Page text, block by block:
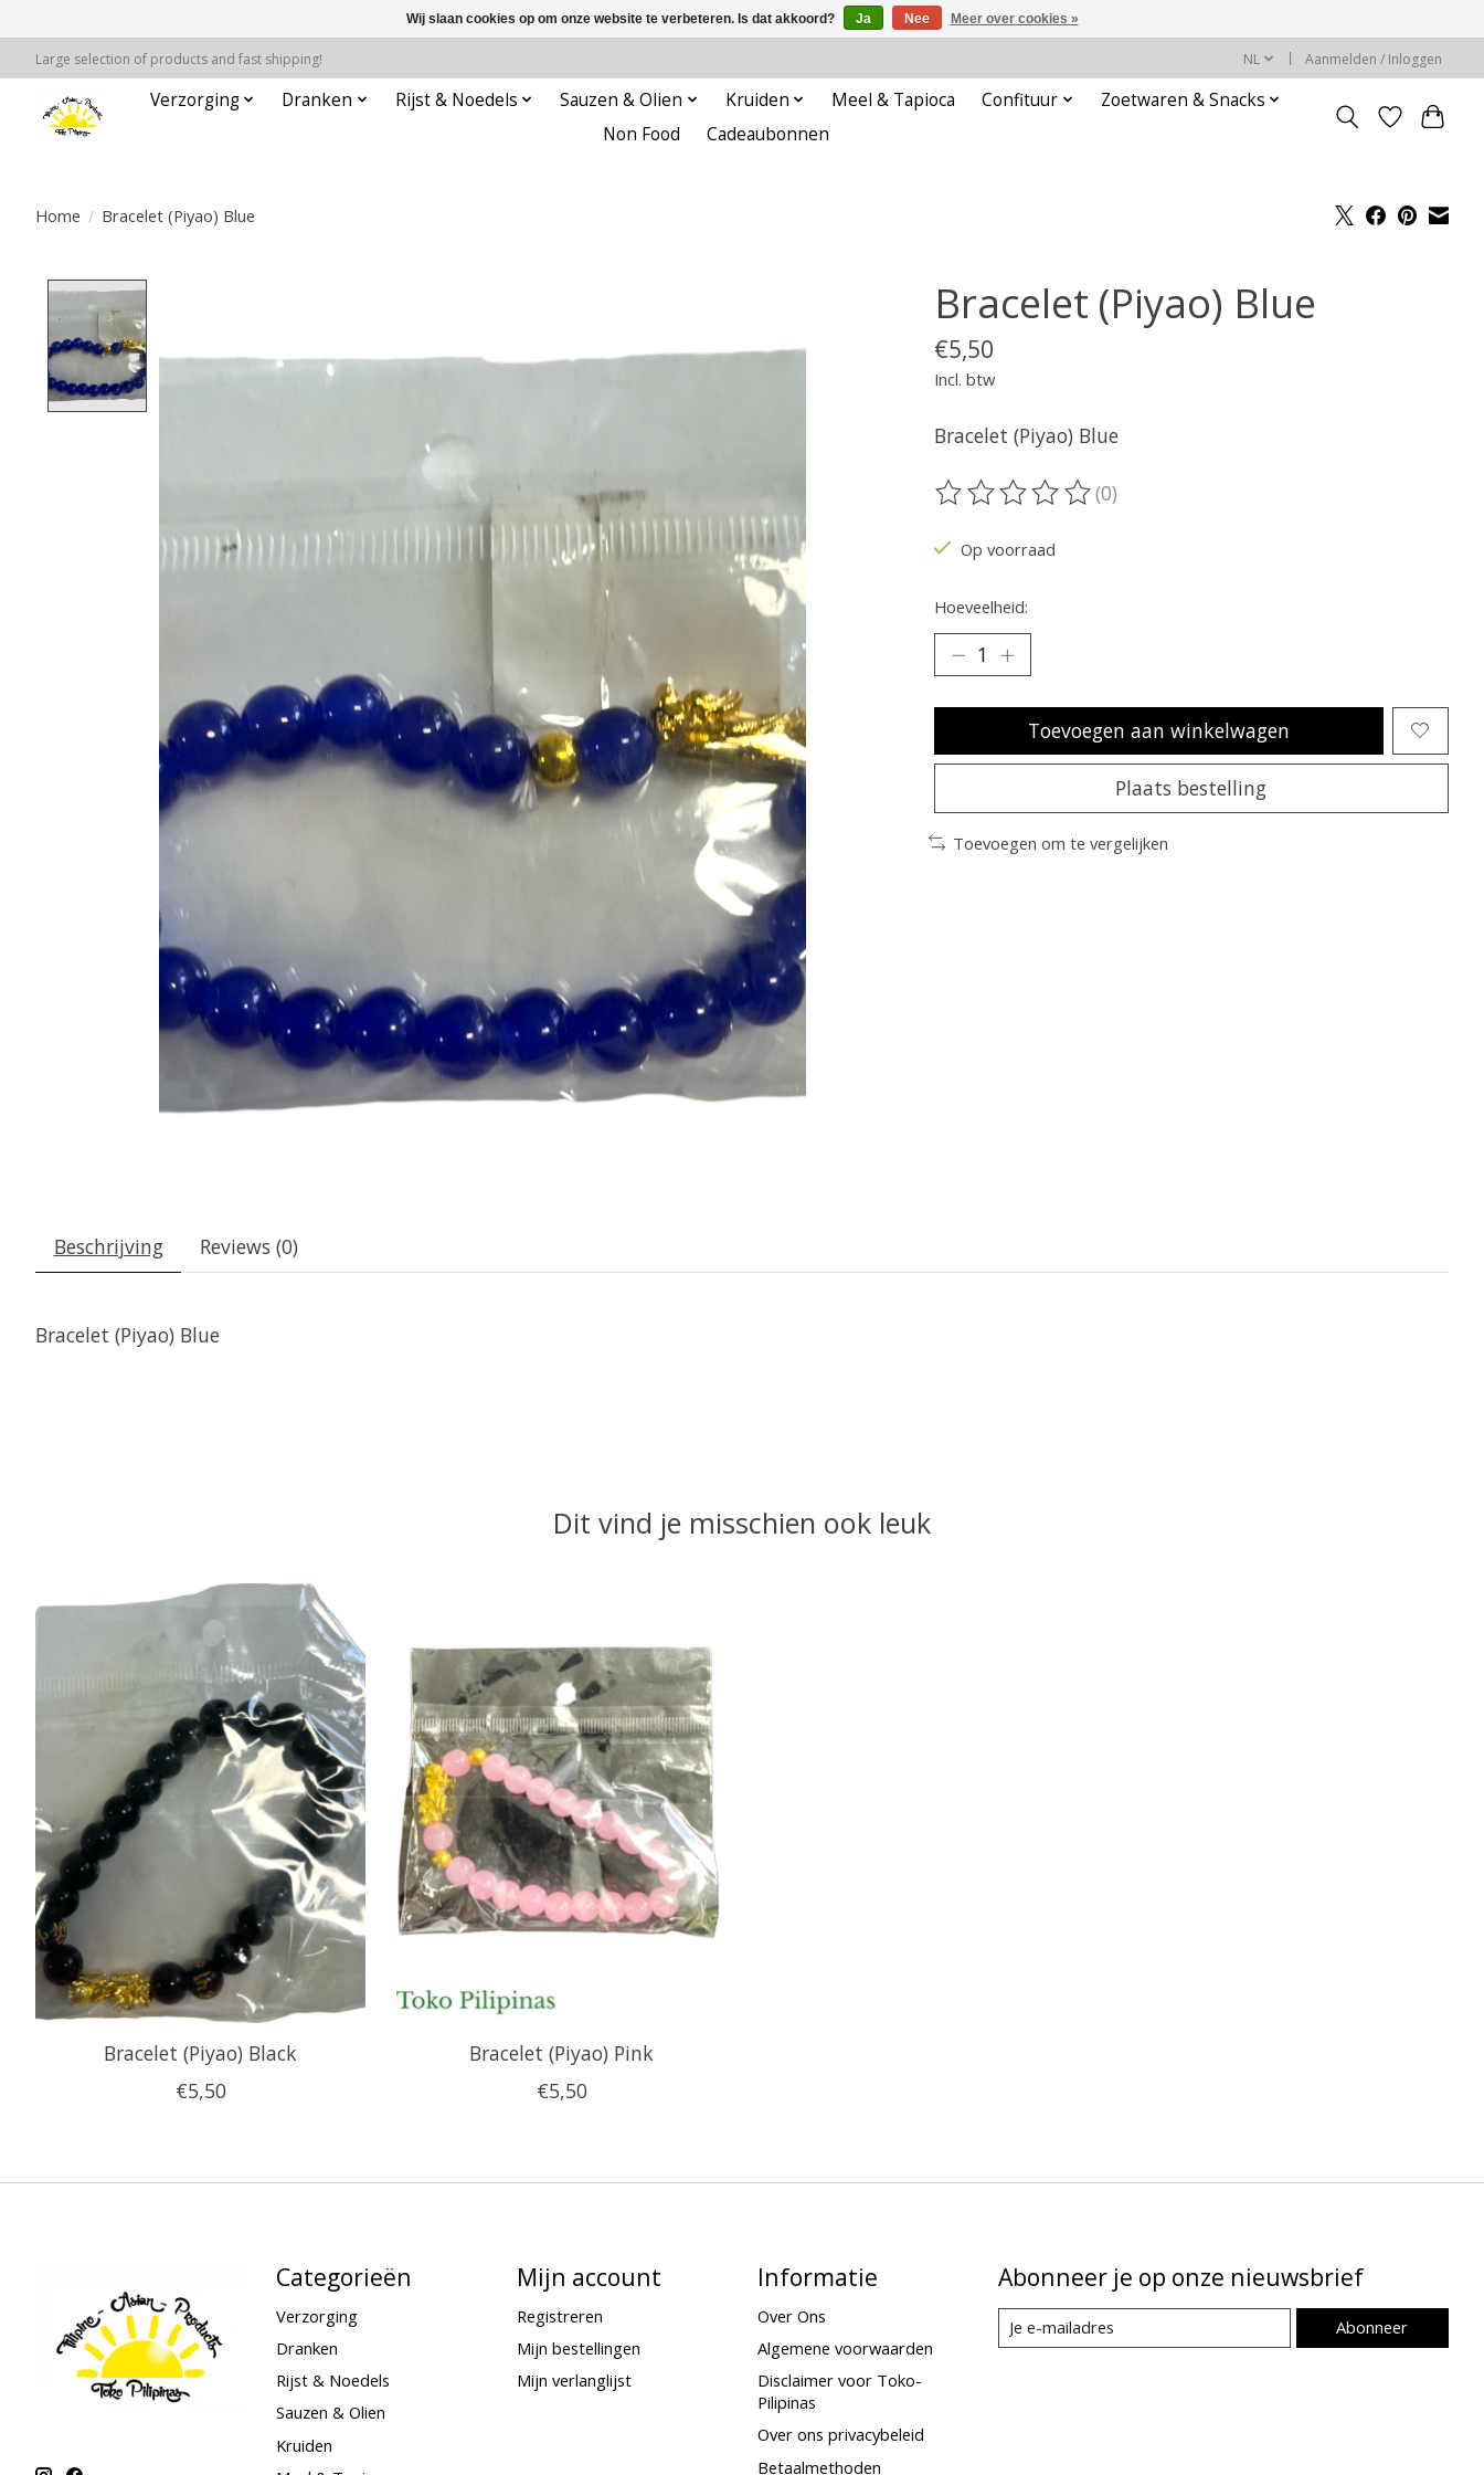
Large selection of products and fast shipping! NL Aanmelden / Inloggen
Verzorging Dranken Rijst & Noedels Sauzen & Olien Kruiden Meel & Tapioca Confituur
Zoetwaren & Snacks
Non Food
Cadeaubonnen
Home / Bracelet (Piyao) Blue
Bracelet (Piyao) Blue
€5,50
Incl. btw
Bracelet (Piyao) Blue
De beoordeling van dit product is
(0)
Op voorraad
Hoeveelheid:
Toevoegen aan winkelwagen
Plaats bestelling
Toevoegen om te vergelijken
Beschrijving Reviews (0)
Bracelet (Piyao) Blue
Dit vind je misschien ook leuk
Items van productcarrousel
Bracelet (Piyao) Black
€5,50
Bracelet (Piyao) Pink
€5,50
Categorieën
Verzorging
Dranken
Rijst & Noedels
Sauzen & Olien
Kruiden
Mijn account
Registreren
Mijn bestellingen
Mijn verlanglijst
Informatie
Over Ons
Algemene voorwaarden
Disclaimer voor Toko-
Pilipinas
Over ons privacybeleid
Betaalmethoden
Abonneer je op onze nieuwsbrief
Abonneer
Wij slaan cookies op om onze website te verbeteren. Is dat akkoord? Ja Nee Meer over cookies »